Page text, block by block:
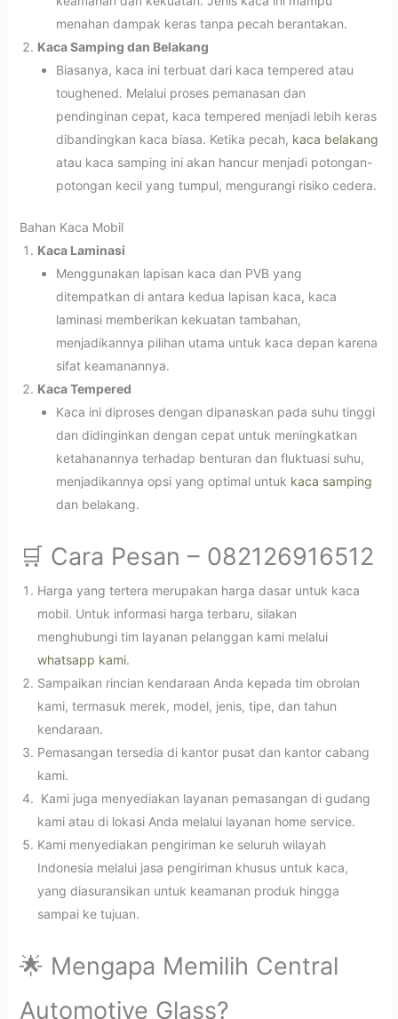
menahan dampak keras tanpa pecah berantakan.
Kaca Samping dan Belakang
Biasanya, kaca ini terbuat dari kaca tempered atau
toughened. Melalui proses pemanasan dan
pendinginan cepat, kaca tempered menjadi lebih keras
dibandingkan kaca biasa. Ketika pecah, kaca belakang
atau kaca samping ini akan hancur menjadi potongan-
potongan kecil yang tumpul, mengurangi risiko cedera.
Bahan Kaca Mobil
Kaca Laminasi
Menggunakan lapisan kaca dan PVB yang
ditempatkan di antara kedua lapisan kaca, kaca
laminasi memberikan kekuatan tambahan,
menjadikannya pilihan utama untuk kaca depan karena
sifat keamanannya.
Kaca Tempered
Kaca ini diproses dengan dipanaskan pada suhu tinggi
dan didinginkan dengan cepat untuk meningkatkan
ketahanannya terhadap benturan dan fluktuasi suhu,
menjadikannya opsi yang optimal untuk kaca samping
dan belakang.
🛒 Cara Pesan – 082126916512
Harga yang tertera merupakan harga dasar untuk kaca
mobil. Untuk informasi harga terbaru, silakan
menghubungi tim layanan pelanggan kami melalui
whatsapp kami.
Sampaikan rincian kendaraan Anda kepada tim obrolan
kami, termasuk merek, model, jenis, tipe, dan tahun
kendaraan.
Pemasangan tersedia di kantor pusat dan kantor cabang
kami.
Kami juga menyediakan layanan pemasangan di gudang
kami atau di lokasi Anda melalui layanan home service.
Kami menyediakan pengiriman ke seluruh wilayah
Indonesia melalui jasa pengiriman khusus untuk kaca,
yang diasuransikan untuk keamanan produk hingga
sampai ke tujuan.
🌟 Mengapa Memilih Central
Automotive Glass?